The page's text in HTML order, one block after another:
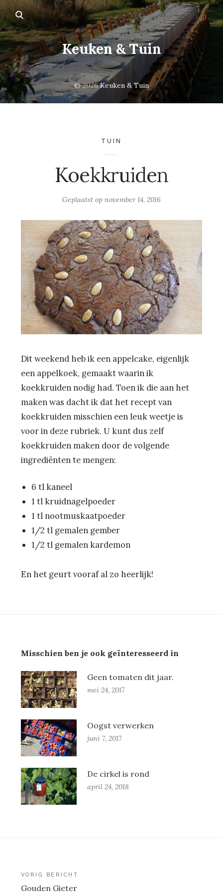
Keuken & Tuin
© 2026Keuken & Tuin
TUIN
Koekkruiden
Geplaatst op november 14, 2016
Dit weekend heb ik een appelcake, eigenlijk
een appelkoek, gemaakt waarin ik
koekkruiden nodig had. Toen ik die aan het
maken was dacht ik dat het recept van
koekkruiden misschien een leuk weetje is
voor in deze rubriek. U kunt dus zelf
koekkruiden maken door de volgende
ingrediënten te mengen:
6 tl kaneel
1 tl kruidnagelpoeder
1 tl nootmuskaatpoeder
1/2 tl gemalen gember
1/2 tl gemalen kardemon
En het geurt vooraf al zo heerlijk!
Misschien ben je ook geïnteresseerd in
Geen tomaten dit jaar.
mei 24, 2017
Oogst verwerken
juni 7, 2017
De cirkel is rond
april 24, 2018
Berichtnavigatie
VORIG BERICHT
Gouden Gieter